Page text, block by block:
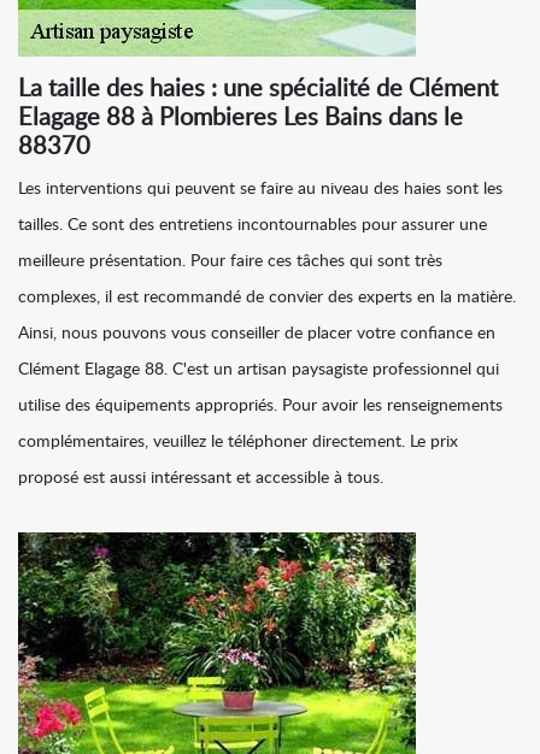
La taille des haies : une spécialité de Clément
Elagage 88 à Plombieres Les Bains dans le
88370
Les interventions qui peuvent se faire au niveau des haies sont les
tailles. Ce sont des entretiens incontournables pour assurer une
meilleure présentation. Pour faire ces tâches qui sont très
complexes, il est recommandé de convier des experts en la matière.
Ainsi, nous pouvons vous conseiller de placer votre confiance en
Clément Elagage 88. C'est un artisan paysagiste professionnel qui
utilise des équipements appropriés. Pour avoir les renseignements
complémentaires, veuillez le téléphoner directement. Le prix
proposé est aussi intéressant et accessible à tous.